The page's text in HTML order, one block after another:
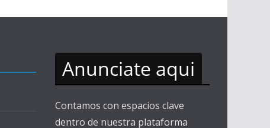
Anunciate aqui
Contamos con espacios clave
dentro de nuestra plataforma